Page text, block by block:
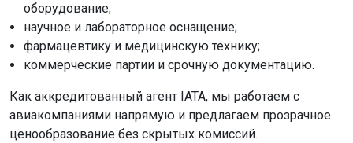
оборудование;
научное и лабораторное оснащение;
фармацевтику и медицинскую технику;
коммерческие партии и срочную документацию.
Как аккредитованный агент IATA, мы работаем с
авиакомпаниями напрямую и предлагаем прозрачное
ценообразование без скрытых комиссий.